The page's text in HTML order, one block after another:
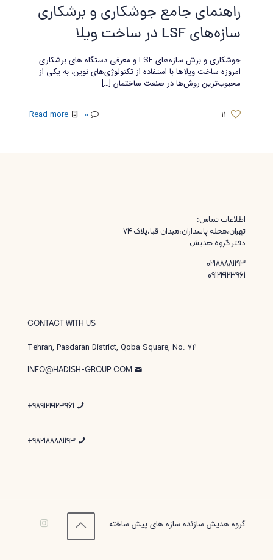
راهنمای جامع جوشکاری و برشکاری
سازه‌های LSF در ساخت ویلا
جوشکاری و برش سازه‌های LSF و معرفی دستگاه های برشکاری
امروزه ساخت ویلاها با استفاده از تکنولوژی‌های نوین، به یکی از
محبوب‌ترین روش‌ها در صنعت ساختمان […]
11
0
Read more
اطلاعات تماس:
تهران،محله پاسداران،میدان قبا،پلاک ۷۴
دفتر گروه هدیش
02188881193
09124123961
CONTACT WITH US
Tehran, Pasdaran District, Qoba Square, No. 74
گروه هدیش سازنده سازه های پیش ساخته